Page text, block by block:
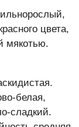
цвета,
мякотью.
белая,
сладкий.